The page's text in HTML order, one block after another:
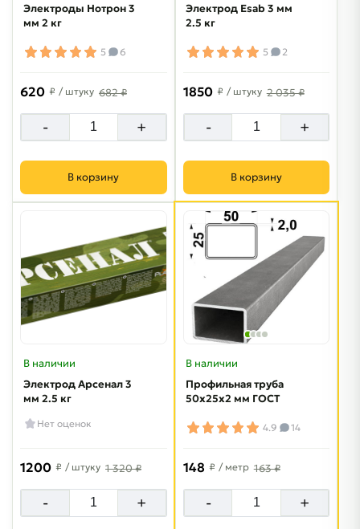
Электроды Нотрон 3
мм 2 кг
5 6
620 ₽ / штуку 682 ₽
- +
В корзину
Электрод Esab 3 мм
2.5 кг
5 2
1850 ₽ / штуку 2 035 ₽
- +
В корзину
В наличии
Электрод Арсенал 3
мм 2.5 кг
Нет оценок
1200 ₽ / штуку 1 320 ₽
- +
В наличии
Профильная труба
50х25х2 мм ГОСТ
4.9 14
148 ₽ / метр 163 ₽
- +